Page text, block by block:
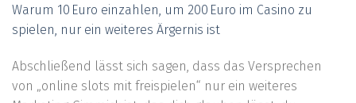
Warum 10 Euro einzahlen, um 200 Euro im Casino zu
spielen, nur ein weiteres Ärgernis ist
Abschließend lässt sich sagen, dass das Versprechen
von „online slots mit freispielen“ nur ein weiteres